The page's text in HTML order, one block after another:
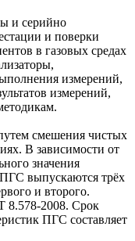
и серийно
и поверки
в газовых средах
измерений,
измерений,
смешения чистых
В зависимости от
значения
выпускаются трёх
и второго.
8.578-2008. Срок
ПГС составляет